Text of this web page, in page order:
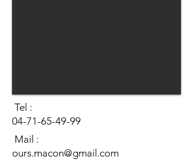
Tel :
04-71-65-49-99
Mail :
ours.macon@gmail.com